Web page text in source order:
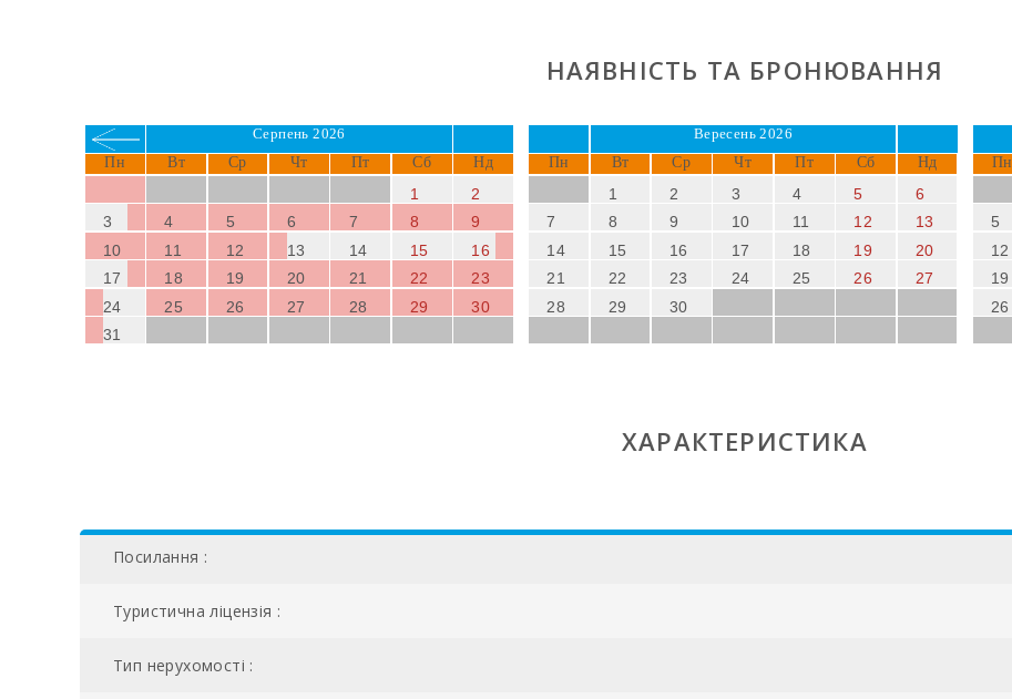
НАЯВНІСТЬ ТА БРОНЮВАННЯ
Серпень 2026
Пн Вт Ср Чт Пт Сб Нд
1
2
3
4 5 6 7 8
9
10
11 12 13 14 15
16
17
18 19 20 21 22
23
24
25 26 27 28 29
30
31
Вересень 2026
Пн Вт Ср Чт Пт Сб Нд
1 2 3 4 5
6
7
8 9 10 11 12
13
14
15 16 17 18 19
20
21
22 23 24 25 26
27
28
29 30
Пн
5
12
19
26
ХАРАКТЕРИСТИКА
Посилання :
Туристична ліцензія :
Тип нерухомості :